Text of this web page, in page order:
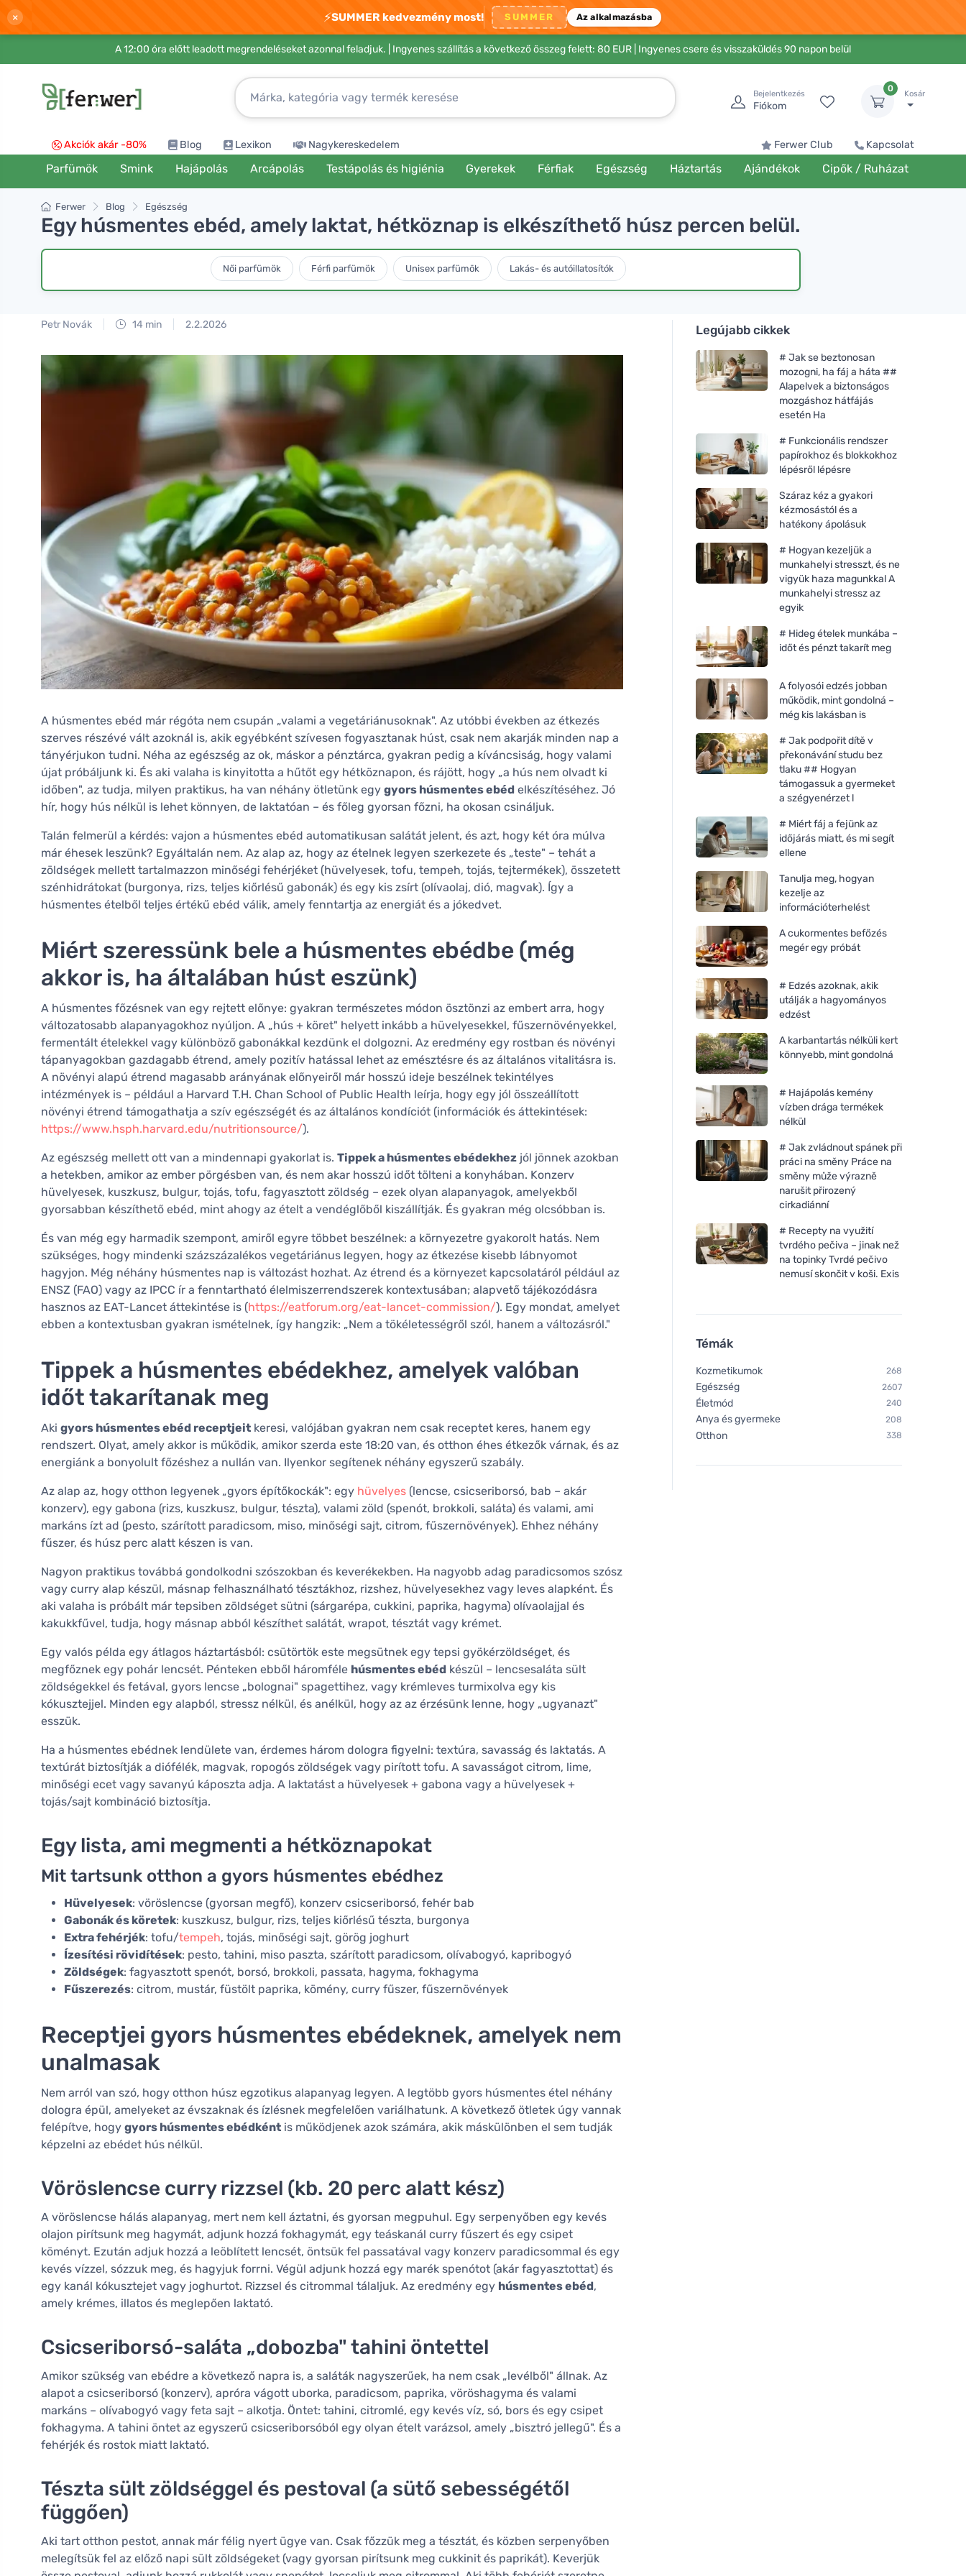
× ⚡SUMMER kedvezmény most! SUMMER Az alkalmazásba
A 12:00 óra előtt leadott megrendeléseket azonnal feladjuk. | Ingyenes szállítás a következő összeg felett: 80 EUR | Ingyenes csere és visszaküldés 90 napon belül
Bejelentkezés
Fiókom
0
Kosár
Akciók akár -80% Blog Lexikon Nagykereskedelem Ferwer Club Kapcsolat
Parfümök Smink Hajápolás Arcápolás Testápolás és higiénia Gyerekek Férfiak Egészség Háztartás Ajándékok Cipők / Ruházat
Ferwer Blog Egészség
Egy húsmentes ebéd, amely laktat, hétköznap is elkészíthető húsz percen belül.
Női parfümök Férfi parfümök Unisex parfümök Lakás- és autóillatosítók
Petr Novák 14 min 2.2.2026
A húsmentes ebéd már régóta nem csupán „valami a vegetáriánusoknak". Az utóbbi években az étkezés
szerves részévé vált azoknál is, akik egyébként szívesen fogyasztanak húst, csak nem akarják minden nap a
tányérjukon tudni. Néha az egészség az ok, máskor a pénztárca, gyakran pedig a kíváncsiság, hogy valami
újat próbáljunk ki. És aki valaha is kinyitotta a hűtőt egy hétköznapon, és rájött, hogy „a hús nem olvadt ki
időben", az tudja, milyen praktikus, ha van néhány ötletünk egy gyors húsmentes ebéd elkészítéséhez. Jó
hír, hogy hús nélkül is lehet könnyen, de laktatóan – és főleg gyorsan főzni, ha okosan csináljuk.
Talán felmerül a kérdés: vajon a húsmentes ebéd automatikusan salátát jelent, és azt, hogy két óra múlva
már éhesek leszünk? Egyáltalán nem. Az alap az, hogy az ételnek legyen szerkezete és „teste" – tehát a
zöldségek mellett tartalmazzon minőségi fehérjéket (hüvelyesek, tofu, tempeh, tojás, tejtermékek), összetett
szénhidrátokat (burgonya, rizs, teljes kiőrlésű gabonák) és egy kis zsírt (olívaolaj, dió, magvak). Így a
húsmentes ételből teljes értékű ebéd válik, amely fenntartja az energiát és a jókedvet.
Miért szeressünk bele a húsmentes ebédbe (még
akkor is, ha általában húst eszünk)
A húsmentes főzésnek van egy rejtett előnye: gyakran természetes módon ösztönzi az embert arra, hogy
változatosabb alapanyagokhoz nyúljon. A „hús + köret" helyett inkább a hüvelyesekkel, fűszernövényekkel,
fermentált ételekkel vagy különböző gabonákkal kezdünk el dolgozni. Az eredmény egy rostban és növényi
tápanyagokban gazdagabb étrend, amely pozitív hatással lehet az emésztésre és az általános vitalitásra is.
A növényi alapú étrend magasabb arányának előnyeiről már hosszú ideje beszélnek tekintélyes
intézmények is – például a Harvard T.H. Chan School of Public Health leírja, hogy egy jól összeállított
növényi étrend támogathatja a szív egészségét és az általános kondíciót (információk és áttekintések:
https://www.hsph.harvard.edu/nutritionsource/).
Az egészség mellett ott van a mindennapi gyakorlat is. Tippek a húsmentes ebédekhez jól jönnek azokban
a hetekben, amikor az ember pörgésben van, és nem akar hosszú időt tölteni a konyhában. Konzerv
hüvelyesek, kuszkusz, bulgur, tojás, tofu, fagyasztott zöldség – ezek olyan alapanyagok, amelyekből
gyorsabban készíthető ebéd, mint ahogy az ételt a vendéglőből kiszállítják. És gyakran még olcsóbban is.
És van még egy harmadik szempont, amiről egyre többet beszélnek: a környezetre gyakorolt hatás. Nem
szükséges, hogy mindenki százszázalékos vegetáriánus legyen, hogy az étkezése kisebb lábnyomot
hagyjon. Még néhány húsmentes nap is változást hozhat. Az étrend és a környezet kapcsolatáról például az
ENSZ (FAO) vagy az IPCC ír a fenntartható élelmiszerrendszerek kontextusában; alapvető tájékozódásra
hasznos az EAT-Lancet áttekintése is (https://eatforum.org/eat-lancet-commission/). Egy mondat, amelyet
ebben a kontextusban gyakran ismételnek, így hangzik: „Nem a tökéletességről szól, hanem a változásról."
Tippek a húsmentes ebédekhez, amelyek valóban
időt takarítanak meg
Aki gyors húsmentes ebéd receptjeit keresi, valójában gyakran nem csak receptet keres, hanem egy
rendszert. Olyat, amely akkor is működik, amikor szerda este 18:20 van, és otthon éhes étkezők várnak, és az
energiánk a bonyolult főzéshez a nullán van. Ilyenkor segítenek néhány egyszerű szabály.
Az alap az, hogy otthon legyenek „gyors építőkockák": egy hüvelyes (lencse, csicseriborsó, bab – akár
konzerv), egy gabona (rizs, kuszkusz, bulgur, tészta), valami zöld (spenót, brokkoli, saláta) és valami, ami
markáns ízt ad (pesto, szárított paradicsom, miso, minőségi sajt, citrom, fűszernövények). Ehhez néhány
fűszer, és húsz perc alatt készen is van.
Nagyon praktikus továbbá gondolkodni szószokban és keverékekben. Ha nagyobb adag paradicsomos szósz
vagy curry alap készül, másnap felhasználható tésztákhoz, rizshez, hüvelyesekhez vagy leves alapként. És
aki valaha is próbált már tepsiben zöldséget sütni (sárgarépa, cukkini, paprika, hagyma) olívaolajjal és
kakukkfűvel, tudja, hogy másnap abból készíthet salátát, wrapot, tésztát vagy krémet.
Egy valós példa egy átlagos háztartásból: csütörtök este megsütnek egy tepsi gyökérzöldséget, és
megfőznek egy pohár lencsét. Pénteken ebből háromféle húsmentes ebéd készül – lencsesaláta sült
zöldségekkel és fetával, gyors lencse „bolognai" spagettihez, vagy krémleves turmixolva egy kis
kókusztejjel. Minden egy alapból, stressz nélkül, és anélkül, hogy az az érzésünk lenne, hogy „ugyanazt"
esszük.
Ha a húsmentes ebédnek lendülete van, érdemes három dologra figyelni: textúra, savasság és laktatás. A
textúrát biztosítják a diófélék, magvak, ropogós zöldségek vagy pirított tofu. A savasságot citrom, lime,
minőségi ecet vagy savanyú káposzta adja. A laktatást a hüvelyesek + gabona vagy a hüvelyesek +
tojás/sajt kombináció biztosítja.
Egy lista, ami megmenti a hétköznapokat
Mit tartsunk otthon a gyors húsmentes ebédhez
Hüvelyesek: vöröslencse (gyorsan megfő), konzerv csicseriborsó, fehér bab
Gabonák és köretek: kuszkusz, bulgur, rizs, teljes kiőrlésű tészta, burgonya
Extra fehérjék: tofu/tempeh, tojás, minőségi sajt, görög joghurt
Ízesítési rövidítések: pesto, tahini, miso paszta, szárított paradicsom, olívabogyó, kapribogyó
Zöldségek: fagyasztott spenót, borsó, brokkoli, passata, hagyma, fokhagyma
Fűszerezés: citrom, mustár, füstölt paprika, kömény, curry fűszer, fűszernövények
Receptjei gyors húsmentes ebédeknek, amelyek nem
unalmasak
Nem arról van szó, hogy otthon húsz egzotikus alapanyag legyen. A legtöbb gyors húsmentes étel néhány
dologra épül, amelyeket az évszaknak és ízlésnek megfelelően variálhatunk. A következő ötletek úgy vannak
felépítve, hogy gyors húsmentes ebédként is működjenek azok számára, akik máskülönben el sem tudják
képzelni az ebédet hús nélkül.
Vöröslencse curry rizzsel (kb. 20 perc alatt kész)
A vöröslencse hálás alapanyag, mert nem kell áztatni, és gyorsan megpuhul. Egy serpenyőben egy kevés
olajon pirítsunk meg hagymát, adjunk hozzá fokhagymát, egy teáskanál curry fűszert és egy csipet
köményt. Ezután adjuk hozzá a leöblített lencsét, öntsük fel passatával vagy konzerv paradicsommal és egy
kevés vízzel, sózzuk meg, és hagyjuk forrni. Végül adjunk hozzá egy marék spenótot (akár fagyasztottat) és
egy kanál kókusztejet vagy joghurtot. Rizzsel és citrommal tálaljuk. Az eredmény egy húsmentes ebéd,
amely krémes, illatos és meglepően laktató.
Csicseriborsó-saláta „dobozba" tahini öntettel
Amikor szükség van ebédre a következő napra is, a saláták nagyszerűek, ha nem csak „levélből" állnak. Az
alapot a csicseriborsó (konzerv), apróra vágott uborka, paradicsom, paprika, vöröshagyma és valami
markáns – olívabogyó vagy feta sajt – alkotja. Öntet: tahini, citromlé, egy kevés víz, só, bors és egy csipet
fokhagyma. A tahini öntet az egyszerű csicseriborsóból egy olyan ételt varázsol, amely „bisztró jellegű". És a
fehérjék és rostok miatt laktató.
Tészta sült zöldséggel és pestoval (a sütő sebességétől
függően)
Aki tart otthon pestot, annak már félig nyert ügye van. Csak főzzük meg a tésztát, és közben serpenyőben
melegítsük fel az előző napi sült zöldségeket (vagy gyorsan pirítsunk meg cukkinit és paprikát). Keverjük
Legújabb cikkek
# Jak se beztonosan
mozogni, ha fáj a háta ##
Alapelvek a biztonságos
mozgáshoz hátfájás
esetén Ha
# Funkcionális rendszer
papírokhoz és blokkokhoz
lépésről lépésre
Száraz kéz a gyakori
kézmosástól és a
hatékony ápolásuk
# Hogyan kezeljük a
munkahelyi stresszt, és ne
vigyük haza magunkkal A
munkahelyi stressz az
egyik
# Hideg ételek munkába –
időt és pénzt takarít meg
A folyosói edzés jobban
működik, mint gondolná –
még kis lakásban is
# Jak podpořit dítě v
překonávání studu bez
tlaku ## Hogyan
támogassuk a gyermeket
a szégyenérzet l
# Miért fáj a fejünk az
időjárás miatt, és mi segít
ellene
Tanulja meg, hogyan
kezelje az
információterhelést
A cukormentes befőzés
megér egy próbát
# Edzés azoknak, akik
utálják a hagyományos
edzést
A karbantartás nélküli kert
könnyebb, mint gondolná
# Hajápolás kemény
vízben drága termékek
nélkül
# Jak zvládnout spánek při
práci na směny Práce na
směny může výrazně
narušit přirozený
cirkadiánní
# Recepty na využití
tvrdého pečiva – jinak než
na topinky Tvrdé pečivo
nemusí skončit v koši. Exis
Témák
Kozmetikumok 268
Egészség 2607
Életmód 240
Anya és gyermeke 208
Otthon 338